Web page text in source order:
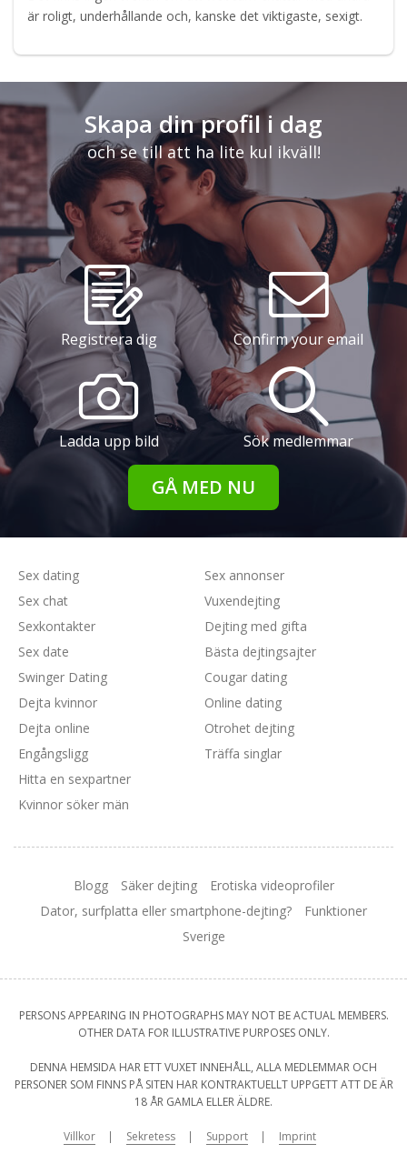
är roligt, underhållande och, kanske det viktigaste, sexigt.
Skapa din profil i dag
och se till att ha lite kul ikväll!
Registrera dig Confirm your email
Ladda upp bild Sök medlemmar
GÅ MED NU
Sex dating
Sex chat
Sexkontakter
Sex date
Swinger Dating
Sex annonser
Vuxendejting
Dejting med gifta
Bästa dejtingsajter
Cougar dating
Dejta kvinnor
Dejta online
Engångsligg
Hitta en sexpartner
Kvinnor söker män
Online dating
Otrohet dejting
Träffa singlar
Blogg Säker dejting
Erotiska videoprofiler
Dator, surfplatta eller smartphone-dejting?
Funktioner
Sverige
PERSONS APPEARING IN PHOTOGRAPHS MAY NOT BE ACTUAL MEMBERS.
OTHER DATA FOR ILLUSTRATIVE PURPOSES ONLY.
DENNA HEMSIDA HAR ETT VUXET INNEHÅLL, ALLA MEDLEMMAR OCH
PERSONER SOM FINNS PÅ SITEN HAR KONTRAKTUELLT UPPGETT ATT DE ÄR
18 ÅR GAMLA ELLER ÄLDRE.
Villkor Sekretess Support Imprint